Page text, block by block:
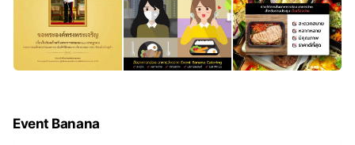
Event Banana